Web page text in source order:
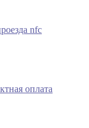
nfc
оплата